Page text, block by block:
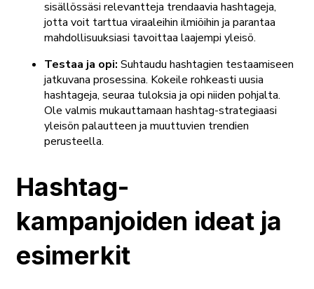
sisällössäsi relevantteja trendaavia hashtageja,
jotta voit tarttua viraaleihin ilmiöihin ja parantaa
mahdollisuuksiasi tavoittaa laajempi yleisö.
Testaa ja opi: Suhtaudu hashtagien testaamiseen
jatkuvana prosessina. Kokeile rohkeasti uusia
hashtageja, seuraa tuloksia ja opi niiden pohjalta.
Ole valmis mukauttamaan hashtag-strategiaasi
yleisön palautteen ja muuttuvien trendien
perusteella.
Hashtag-
kampanjoiden ideat ja
esimerkit